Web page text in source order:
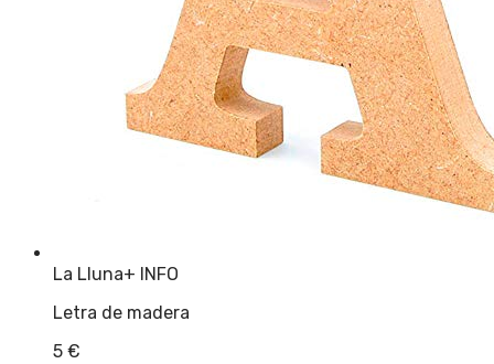
La Lluna+ INFO
Letra de madera
5 €